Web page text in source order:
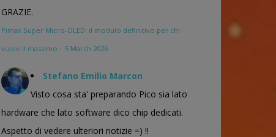
GRAZIE.
Pimax Super Micro-OLED: il modulo definitivo per chi
vuole il massimo · 5 March 2026
Stefano Emilio Marcon
Visto cosa sta' preparando Pico sia lato
hardware che lato software dico chip dedicati.
Aspetto di vedere ulteriori notizie =) !!